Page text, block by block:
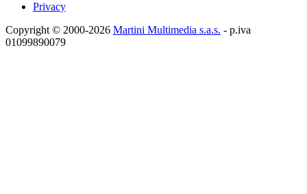
Privacy
Copyright © 2000-2026 Martini Multimedia s.a.s. - p.iva
01099890079